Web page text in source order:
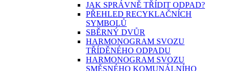
JAK SPRÁVNĚ TŘÍDIT ODPAD?
PŘEHLED RECYKLAČNÍCH
SYMBOLŮ
SBĚRNÝ DVŮR
HARMONOGRAM SVOZU
TŘÍDĚNÉHO ODPADU
HARMONOGRAM SVOZU
SMĚSNÉHO KOMUNÁLNÍHO